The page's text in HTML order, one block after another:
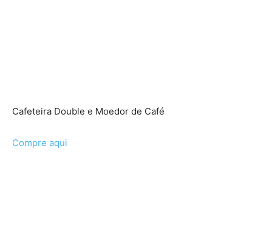
Cafeteira Double e Moedor de Café
Compre aqui